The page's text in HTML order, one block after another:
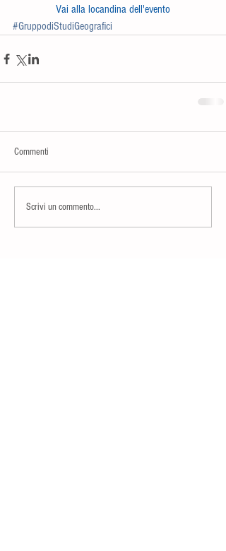
Vai alla locandina dell'evento
#GruppodiStudiGeografici
Commenti
Scrivi un commento...